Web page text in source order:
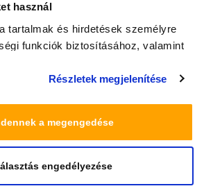
használ
tartalmak és hirdetések személyre
funkciók biztosításához, valamint
partnereinkkel megosztjuk az
meg számukra vagy az Ön által
gyűjtöttek.
Részletek megjelenítése
a megengedése
engedélyezése